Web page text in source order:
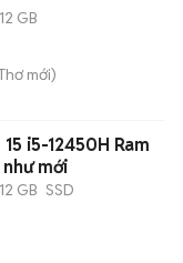
GB
mới)
i5-12450H Ram
mới
GB SSD